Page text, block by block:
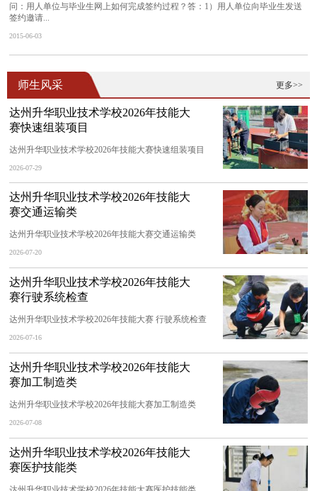
问：用人单位与毕业生网上如何完成签约过程？答：1）用人单位向毕业生发送
签约邀请...
2015-06-03
更多>>
师生风采
达州升华职业技术学校2026年技能大
赛快速组装项目
达州升华职业技术学校2026年技能大赛快速组装项目
2026-07-29
达州升华职业技术学校2026年技能大
赛交通运输类
达州升华职业技术学校2026年技能大赛交通运输类
2026-07-20
达州升华职业技术学校2026年技能大
赛行驶系统检查
达州升华职业技术学校2026年技能大赛 行驶系统检查
2026-07-16
达州升华职业技术学校2026年技能大
赛加工制造类
达州升华职业技术学校2026年技能大赛加工制造类
2026-07-08
达州升华职业技术学校2026年技能大
赛医护技能类